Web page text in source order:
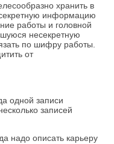
хранить в
информацию
работы и головной
несекретную
по шифру работы.
от
одной записи
записей
надо описать карьеру